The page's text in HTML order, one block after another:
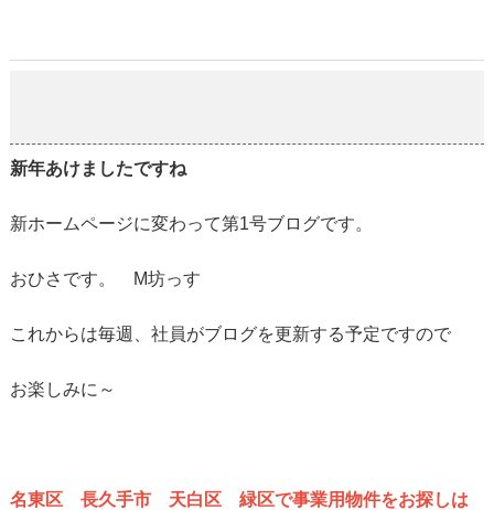
新年あけましたですね
新ホームページに変わって第1号ブログです。
おひさです。 M坊っす
これからは毎週、社員がブログを更新する予定ですので
お楽しみに～
名東区 長久手市 天白区 緑区で事業用物件をお探しは